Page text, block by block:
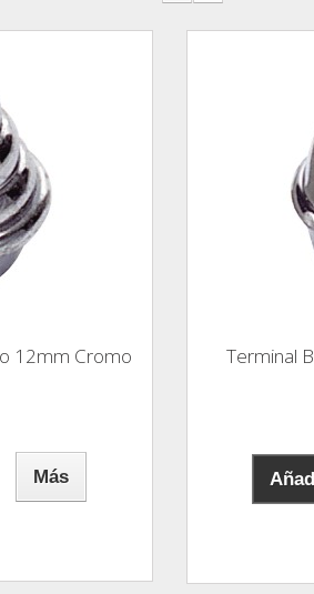
12mm Cromo
Más
Terminal